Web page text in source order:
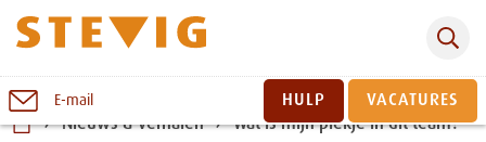
Naar
inhoud
E-mail HULP
VACATURES
Nieuws & verhalen
Wat is mijn plekje in dit team?